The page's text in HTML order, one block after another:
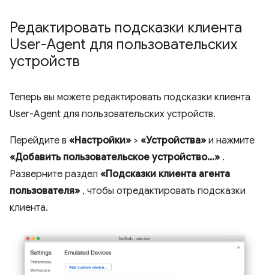
Редактировать подсказки клиента
User-Agent для пользовательских
устройств
Теперь вы можете редактировать подсказки клиента
User-Agent для пользовательских устройств.
Перейдите в «Настройки» > «Устройства» и нажмите
«Добавить пользовательское устройство...» .
Разверните раздел «Подсказки клиента агента
пользователя» , чтобы отредактировать подсказки
клиента.